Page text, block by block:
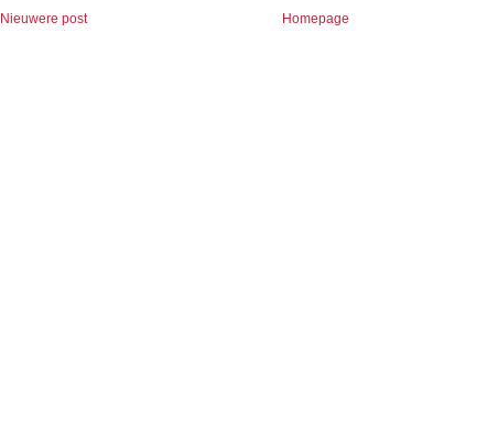
Nieuwere post Homepage